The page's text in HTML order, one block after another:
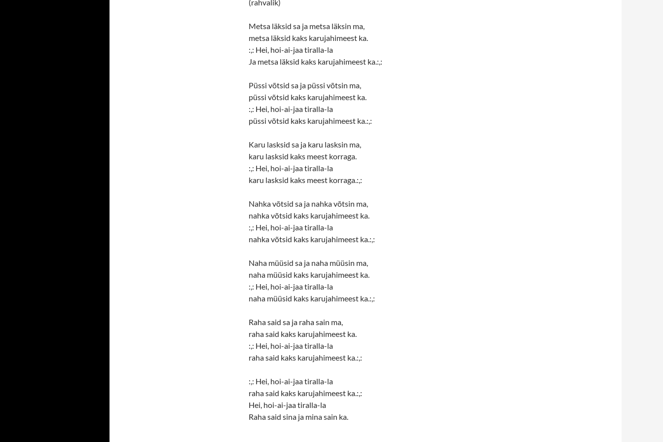
(rahvalik)
Metsa läksid sa ja metsa läksin ma,
metsa läksid kaks karujahimeest ka.
:,: Hei, hoi-ai-jaa tiralla-la
Ja metsa läksid kaks karujahimeest ka.:,:
Püssi võtsid sa ja püssi võtsin ma,
püssi võtsid kaks karujahimeest ka.
:,: Hei, hoi-ai-jaa tiralla-la
püssi võtsid kaks karujahimeest ka.:,:
Karu lasksid sa ja karu lasksin ma,
karu lasksid kaks meest korraga.
:,: Hei, hoi-ai-jaa tiralla-la
karu lasksid kaks meest korraga.:,:
Nahka võtsid sa ja nahka võtsin ma,
nahka võtsid kaks karujahimeest ka.
:,: Hei, hoi-ai-jaa tiralla-la
nahka võtsid kaks karujahimeest ka.:,:
Naha müüsid sa ja naha müüsin ma,
naha müüsid kaks karujahimeest ka.
:,: Hei, hoi-ai-jaa tiralla-la
naha müüsid kaks karujahimeest ka.:,:
Raha said sa ja raha sain ma,
raha said kaks karujahimeest ka.
:,: Hei, hoi-ai-jaa tiralla-la
raha said kaks karujahimeest ka.:,:
:,: Hei, hoi-ai-jaa tiralla-la
raha said kaks karujahimeest ka.:,:
Hei, hoi-ai-jaa tiralla-la
Raha said sina ja mina sain ka.